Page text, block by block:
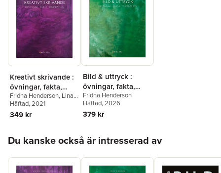
Kreativt skrivande :
övningar, fakta,
inspiration
Fridha Henderson, Lina
Frid
Häftad, 2021
349 kr
Bild & uttryck :
övningar, fakta,
inspiration
Fridha Henderson
Häftad, 2026
379 kr
Du kanske också är intresserad av